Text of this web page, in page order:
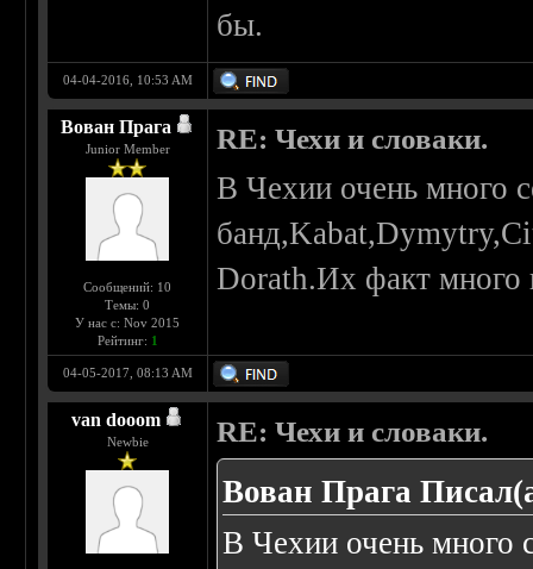
бы.
04-04-2016, 10:53 AM
Вован Прага
Junior Member
Сообщений: 10
Темы: 0
У нас с: Nov 2015
Рейтинг: 1
RE: Чехи и словаки.
В Чехии очень много
Dorath.Их факт много
04-05-2017, 08:13 AM
van dooom
Newbie RE: Чехи и словаки.
Вован Прага
В Чехии очень много